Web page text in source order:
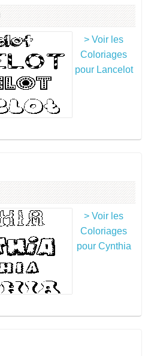
> Voir les
Coloriages
pour Lancelot
> Voir les
Coloriages
pour Cynthia